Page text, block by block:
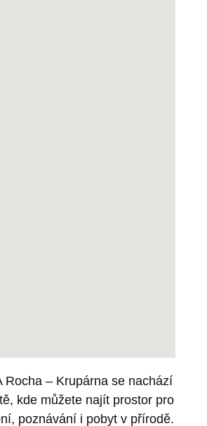
Rocha – Krupárna se nachází
kde můžete najít prostor pro
poznávání i pobyt v přírodě.